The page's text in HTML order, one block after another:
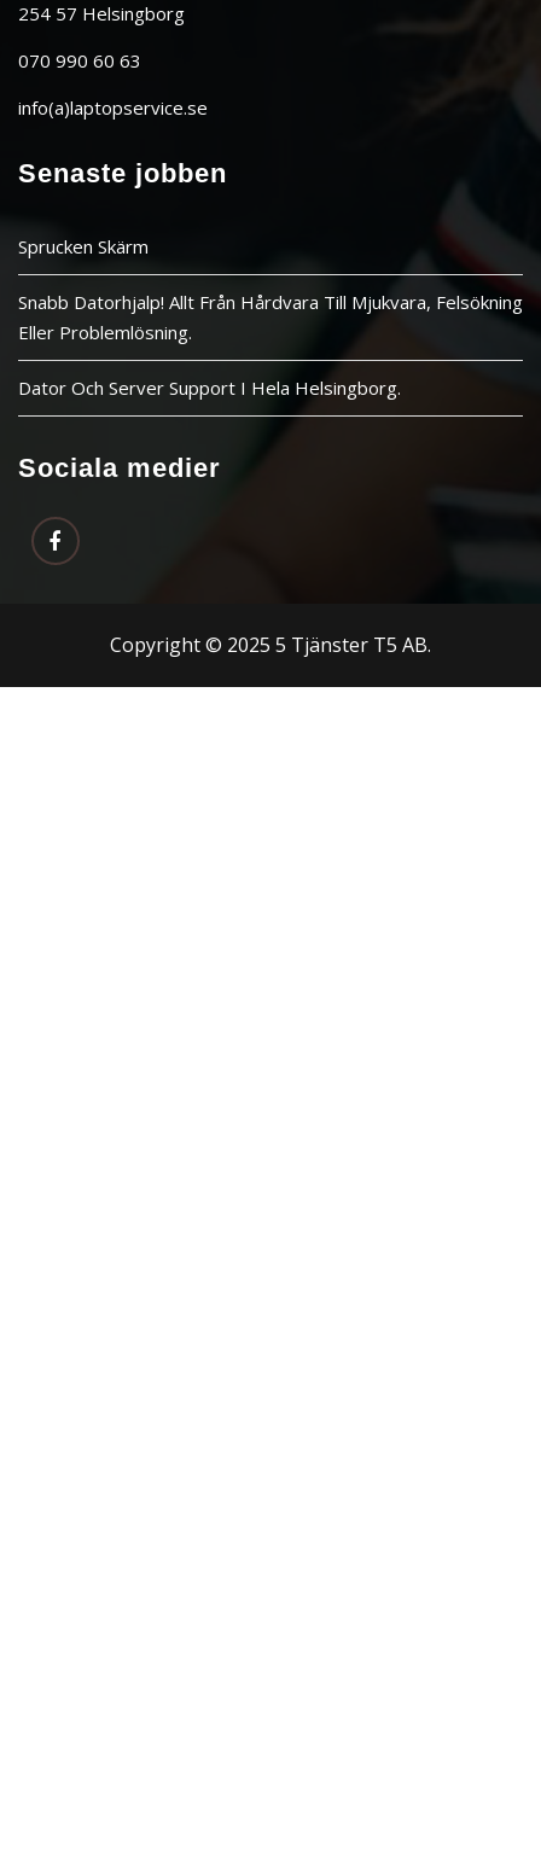
254 57 Helsingborg
070 990 60 63
info(a)laptopservice.se
Senaste jobben
Sprucken Skärm
Snabb Datorhjalp! Allt Från Hårdvara Till Mjukvara, Felsökning
Eller Problemlösning.
Dator Och Server Support I Hela Helsingborg.
Sociala medier
Copyright © 2025 5 Tjänster T5 AB.